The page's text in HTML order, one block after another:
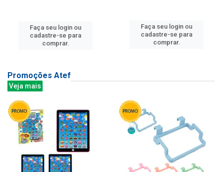
Faça seu login ou
cadastre-se para
comprar.
Faça seu login ou
cadastre-se para
comprar.
Promoções Atef
Veja mais